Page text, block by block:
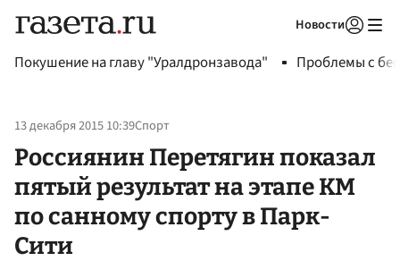
Новости
Покушение на главу "Уралдронзавода" Проблемы с
13 декабря 2015 10:39Спорт
Россиянин Перетягин показал
пятый результат на этапе КМ
по санному спорту в Парк-
Сити